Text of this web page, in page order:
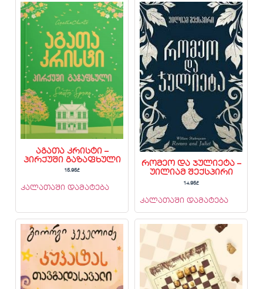
აგათა კრისტი –
პირქუში გაზაფხული
15.95₾
კალათაში დამატება
რომეო და ჯულიეტა –
უილიამ შექსპირი
14.95₾
კალათაში დამატება